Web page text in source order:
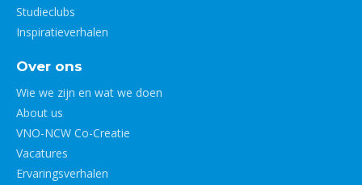
Studieclubs
Inspiratieverhalen
Over ons
Wie we zijn en wat we doen
About us
VNO-NCW Co-Creatie
Vacatures
Ervaringsverhalen